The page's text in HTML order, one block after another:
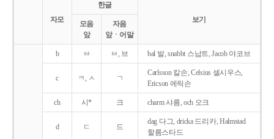
자모
한글
보기
모음
앞
자음
앞ㆍ어말
b ㅂ ㅂ, 브 bal 발, snabbt 스납트, Jacob 야코브
c ㅋ, ㅅ ㄱ
Carlsson 칼손, Celsius 셀시우스,
Ericson 에릭손
ch 시* 크 charm 샤름, och 오크
d ㄷ 드
dag 다그, dricka 드리카, Halmstad
할름스타드